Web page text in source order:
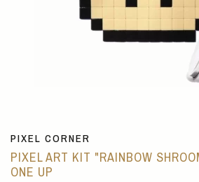
PIXEL CORNER
PIXEL ART KIT "RAINBOW
ONE UP